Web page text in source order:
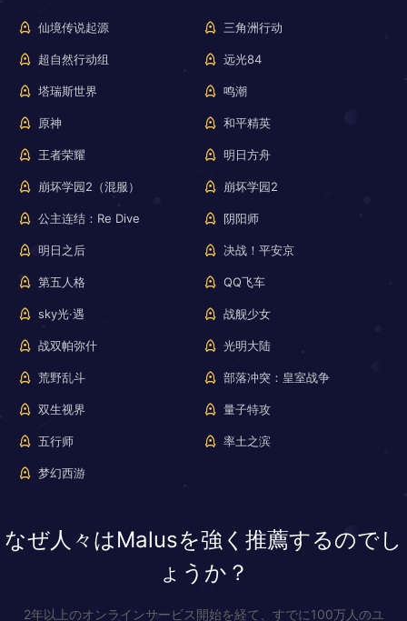
仙境传说起源 三角洲行动
超自然行动组 远光84
塔瑞斯世界 鸣潮
原神 和平精英
王者荣耀 明日方舟
崩坏学园2（混服） 崩坏学园2
公主连结：Re Dive 阴阳师
明日之后 决战！平安京
第五人格 QQ飞车
sky光·遇 战舰少女
战双帕弥什 光明大陆
荒野乱斗 部落冲突：皇室战争
双生视界 量子特攻
五行师 率土之滨
梦幻西游
なぜ人々はMalusを強く推薦するのでし
ょうか？
2年以上のオンラインサービス開始を経て、すでに100万人のユ